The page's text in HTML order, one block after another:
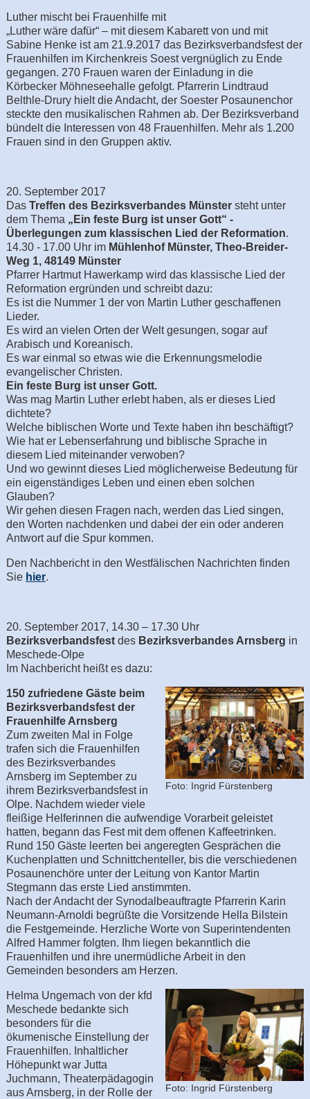
Luther mischt bei Frauenhilfe mit
„Luther wäre dafür“ – mit diesem Kabarett von und mit
Sabine Henke ist am 21.9.2017 das Bezirksverbandsfest der
Frauenhilfen im Kirchenkreis Soest vergnüglich zu Ende
gegangen. 270 Frauen waren der Einladung in die
Körbecker Möhneseehalle gefolgt. Pfarrerin Lindtraud
Belthle-Drury hielt die Andacht, der Soester Posaunenchor
steckte den musikalischen Rahmen ab. Der Bezirksverband
bündelt die Interessen von 48 Frauenhilfen. Mehr als 1.200
Frauen sind in den Gruppen aktiv.
20. September 2017
Das Treffen des Bezirksverbandes Münstersteht unter
dem Thema „Ein feste Burg ist unser Gott“ -
Überlegungen zum klassischen Lied der Reformation.
14.30 - 17.00 Uhr im Mühlenhof Münster, Theo-Breider-
Weg 1, 48149 Münster
Pfarrer Hartmut Hawerkamp wird das klassische Lied der
Reformation ergründen und schreibt dazu:
Es ist die Nummer 1 der von Martin Luther geschaffenen
Lieder.
Es wird an vielen Orten der Welt gesungen, sogar auf
Arabisch und Koreanisch.
Es war einmal so etwas wie die Erkennungsmelodie
evangelischer Christen.
Ein feste Burg ist unser Gott.
Was mag Martin Luther erlebt haben, als er dieses Lied
dichtete?
Welche biblischen Worte und Texte haben ihn beschäftigt?
Wie hat er Lebenserfahrung und biblische Sprache in
diesem Lied miteinander verwoben?
Und wo gewinnt dieses Lied möglicherweise Bedeutung für
ein eigenständiges Leben und einen eben solchen
Glauben?
Wir gehen diesen Fragen nach, werden das Lied singen,
den Worten nachdenken und dabei der ein oder anderen
Antwort auf die Spur kommen.
Den Nachbericht in den Westfälischen Nachrichten finden
Sie hier.
20. September 2017, 14.30 – 17.30 Uhr
Bezirksverbandsfestdes Bezirksverbandes Arnsberg in
Meschede-Olpe
Im Nachbericht heißt es dazu:
Foto: Ingrid Fürstenberg
150 zufriedene Gäste beim
Bezirksverbandsfest der
Frauenhilfe Arnsberg
Zum zweiten Mal in Folge
trafen sich die Frauenhilfen
des Bezirksverbandes
Arnsberg im September zu
ihrem Bezirksverbandsfest in
Olpe. Nachdem wieder viele
fleißige Helferinnen die aufwendige Vorarbeit geleistet
hatten, begann das Fest mit dem offenen Kaffeetrinken.
Rund 150 Gäste leerten bei angeregten Gesprächen die
Kuchenplatten und Schnittchenteller, bis die verschiedenen
Posaunenchöre unter der Leitung von Kantor Martin
Stegmann das erste Lied anstimmten.
Nach der Andacht der Synodalbeauftragte Pfarrerin Karin
Neumann-Arnoldi begrüßte die Vorsitzende Hella Bilstein
die Festgemeinde. Herzliche Worte von Superintendenten
Alfred Hammer folgten. Ihm liegen bekanntlich die
Frauenhilfen und ihre unermüdliche Arbeit in den
Gemeinden besonders am Herzen.
Foto: Ingrid Fürstenberg
Helma Ungemach von der kfd
Meschede bedankte sich
besonders für die
ökumenische Einstellung der
Frauenhilfen. Inhaltlicher
Höhepunkt war Jutta
Juchmann, Theaterpädagogin
aus Arnsberg, in der Rolle der